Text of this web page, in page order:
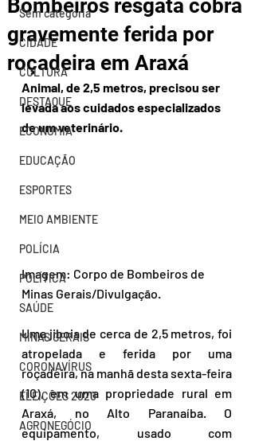
Sem categoria
CIDADE
CULTURA
DESTAQUE
ECONOMIA
EDUCAÇÃO
ESPORTES
MEIO AMBIENTE
POLÍCIA
POLÍTICA
SAÚDE
MINAS GERAIS
CORONAVÍRUS
ELEIÇÕES 2020
AGRONEGÓCIO
Bombeiros resgata cobra
gravemente ferida por
roçadeira em Araxá
Animal, de 2,5 metros, precisou ser
levada aos cuidados especializados
de um veterinário.
Imagem: Corpo de Bombeiros de
Minas Gerais/Divulgação.
Uma jiboia de cerca de 2,5 metros, foi
atropelada e ferida por uma
roçadeira, na manhã desta sexta-feira
(10), em uma propriedade rural em
Araxá, no Alto Paranaíba. O
equipamento, usado com